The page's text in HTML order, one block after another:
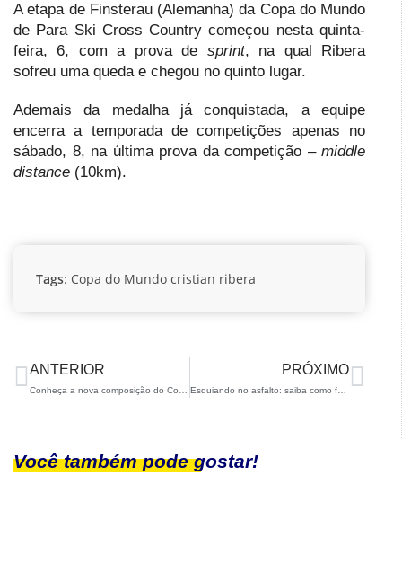
A etapa de Finsterau (Alemanha) da Copa do Mundo
de Para Ski Cross Country começou nesta quinta-
feira, 6, com a prova de sprint, na qual Ribera
sofreu uma queda e chegou no quinto lugar.
Ademais da medalha já conquistada, a equipe
encerra a temporada de competições apenas no
sábado, 8, na última prova da competição – middle
distance (10km).
Tags: Copa do Mundo cristian ribera
ANTERIOR PRÓXIMO
Esquiando no asfalto: saiba como foi a clínica de rollerski da CBDN!
Você também pode gostar!